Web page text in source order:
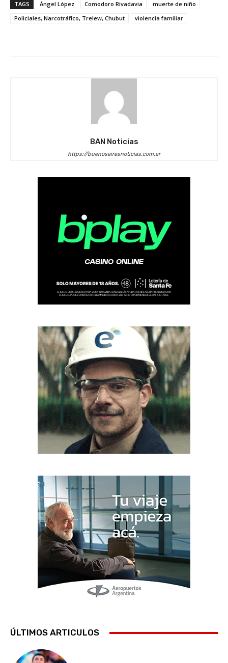
TAGS Ángel López Comodoro Rivadavia
muerte de niño
Policiales, Narcotráfico, Trelew, Chubut
violencia familiar
BAN Noticias
https://buenosairesnoticias.com.ar
ÚLTIMOS ARTICULOS